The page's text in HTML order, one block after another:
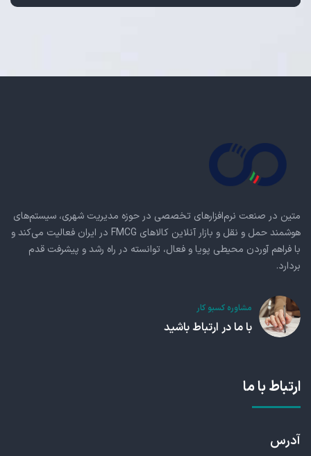
متین در صنعت نرم‌افزارهای تخصصی در حوزه مدیریت شهری، سیستم‌های
هوشمند حمل و نقل و بازار آنلاین کالاهای FMCG در ایران فعالیت می‌کند و
با فراهم آوردن محیطی پویا و فعال، توانسته در راه رشد و پیشرفت قدم
بردارد.
مشاوره کسبو کار
با ما در ارتباط باشید
ارتباط با ما
آدرس